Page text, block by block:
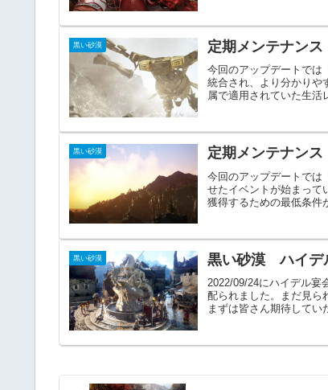
黒い砂漠 定期メンテナン
今回のアップデートでは
統合され、より分かりや
属で適用されていた生活
黒い砂漠 定期メンテナン
今回のアップデートでは
せたイベントが始まって
獲得するための最低条件
黒い砂漠 黒い砂漠 ハイデ
2022/09/24にハイデル宴
配られました。まだ見ら
まずは皆さん期待してい